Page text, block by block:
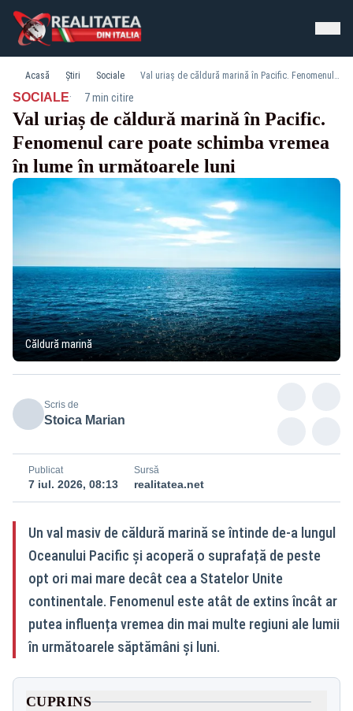
Acasă Știri Sociale Val uriaș de căldură marină în Pacific. Fenomenul care poate schimba vremea în lume în următoarele luni
SOCIALE· 7 min citire
Val uriaș de căldură marină în Pacific.
Fenomenul care poate schimba vremea
în lume în următoarele luni
Căldură marină
Scris de
Stoica Marian
Publicat
7 iul. 2026, 08:13
Sursă
realitatea.net
Un val masiv de căldură marină se întinde de-a lungul
Oceanului Pacific și acoperă o suprafață de peste
opt ori mai mare decât cea a Statelor Unite
continentale. Fenomenul este atât de extins încât ar
putea influența vremea din mai multe regiuni ale lumii
în următoarele săptămâni și luni.
CUPRINS